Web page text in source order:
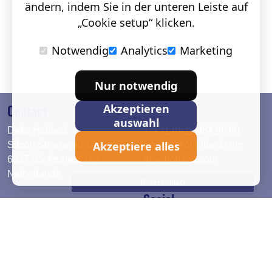
Contact
Deko Holland
Simon Stevinweg 19
6827 BS Arnhem The
Netherlands
T. +31 (0)26 384 90 80
info@dekoholland.com
dekoholland.com
Social
ändern, indem Sie in der unteren Leiste auf
„Cookie setup“ klicken.
Notwendig
Analytics Marketing
Nur notwendig
Akzeptieren
auswahl
Akzeptiere alles